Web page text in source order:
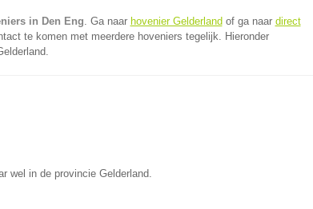
in Den Eng. Ga naar hovenier Gelderland of ga naar direct
te komen met meerdere hoveniers tegelijk. Hieronder
wel in de provincie Gelderland.